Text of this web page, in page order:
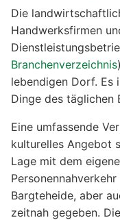
Die
Handwerksfirmen
Branchenverzeichnis
lebendigen Dorf. Es
Dinge des täglichen
Eine umfassende
kulturelles Angebot
Lage mit dem
Bargteheide, aber
zeitnah gegeben.